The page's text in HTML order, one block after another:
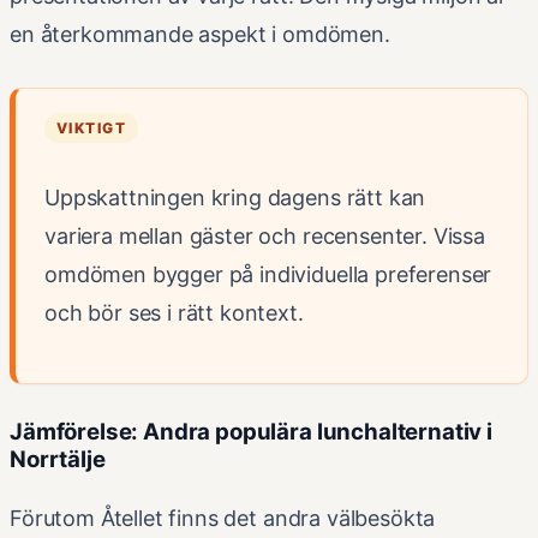
en återkommande aspekt i omdömen.
VIKTIGT
Uppskattningen kring dagens rätt kan
variera mellan gäster och recensenter. Vissa
omdömen bygger på individuella preferenser
och bör ses i rätt kontext.
Jämförelse: Andra populära lunchalternativ i
Norrtälje
Förutom Åtellet finns det andra välbesökta